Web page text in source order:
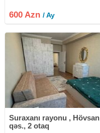
600 Azn/ Ay
Suraxanı rayonu , Hövsan
qəs., 2 otaq